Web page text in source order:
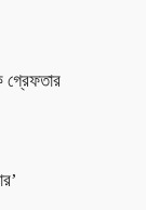
গ্রেফতার